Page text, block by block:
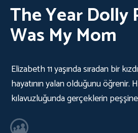
The Year Dolly
Was My Mom
Elizabeth 11 yaşında sıradan bir
hayatının yalan olduğunu öğrenir.
kılavuzluğunda gerçeklerin